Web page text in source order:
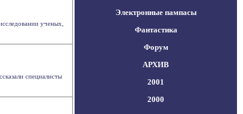
ученых,
специалисты
Электронные пампасы
Фантастика
Форум
АРХИВ
2001
2000